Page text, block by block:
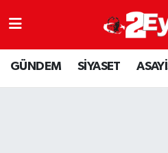
GÜNDEM SİYASET
ASAYİŞ
DÜNYA
Nöbetçi Eczaneler
Hava Durumu